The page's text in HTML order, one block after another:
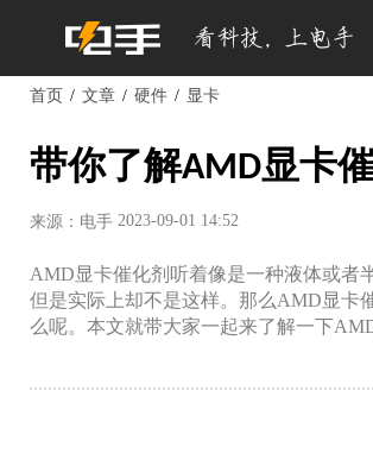
首页 文章 硬件 显卡
带你了解AMD显卡
来源：电手 2023-09-01 14:52
AMD显卡催化剂听着像是一种液体或者
但是实际上却不是这样。那么AMD显卡
么呢。本文就带大家一起来了解一下